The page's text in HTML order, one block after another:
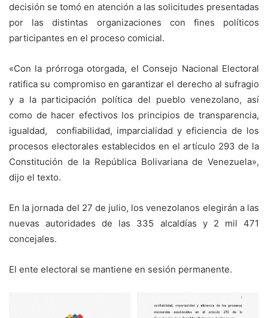
decisión se tomó en atención a las solicitudes presentadas
por las distintas organizaciones con fines políticos
participantes en el proceso comicial.
«Con la prórroga otorgada, el Consejo Nacional Electoral
ratifica su compromiso en garantizar el derecho al sufragio
y a la participación política del pueblo venezolano, así
como de hacer efectivos los principios de transparencia,
igualdad, confiabilidad, imparcialidad y eficiencia de los
procesos electorales establecidos en el artículo 293 de la
Constitución de la República Bolivariana de Venezuela»,
dijo el texto.
En la jornada del 27 de julio, los venezolanos elegirán a las
nuevas autoridades de las 335 alcaldías y 2 mil 471
concejales.
El ente electoral se mantiene en sesión permanente.